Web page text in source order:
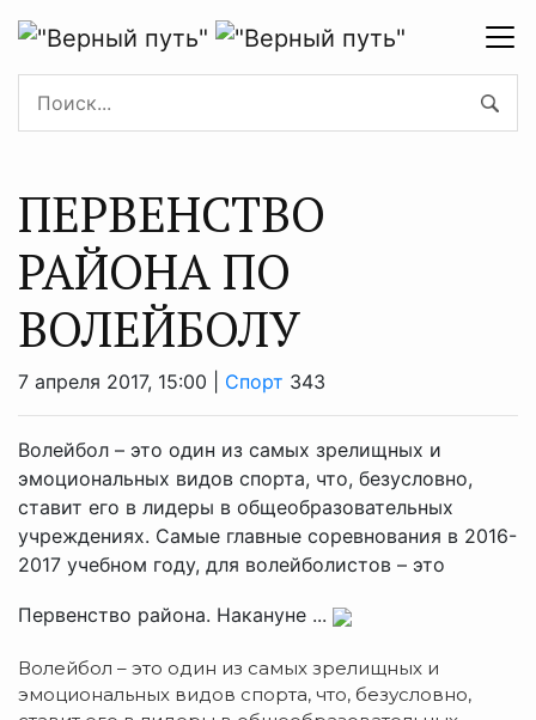
ПЕРВЕНСТВО
РАЙОНА ПО
ВОЛЕЙБОЛУ
7 апреля 2017, 15:00 | Спорт 343
Волейбол – это один из самых зрелищных и
эмоциональных видов спорта, что, безусловно,
ставит его в лидеры в общеобразовательных
учреждениях. Самые главные соревнования в 2016-
2017 учебном году, для волейболистов – это
Первенство района. Накануне ...
Волейбол – это один из самых зрелищных и
эмоциональных видов спорта, что, безусловно,